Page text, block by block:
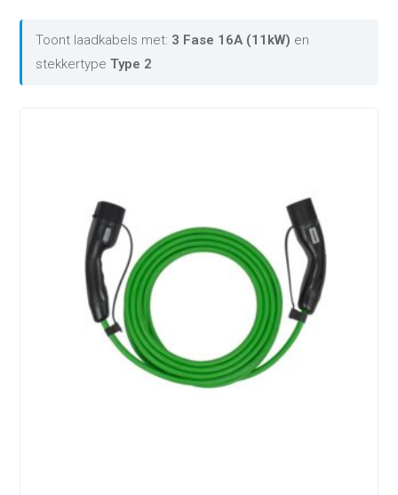
Toont laadkabels met: 3 Fase 16A (11kW) en
stekkertypeType 2